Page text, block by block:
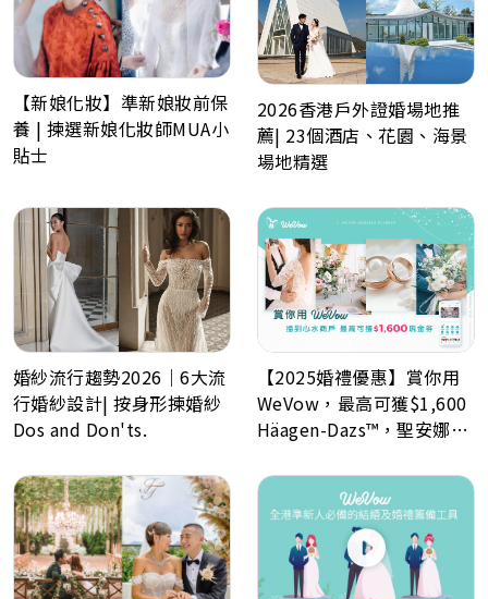
【新娘化妝】準新娘妝前保
養 | 揀選新娘化妝師MUA小
貼士
2026香港戶外證婚場地推
薦| 23個酒店、花園、海景
場地精選
婚紗流行趨勢2026｜6大流
行婚紗設計| 按身形揀婚紗
Dos and Don'ts.
【2025婚禮優惠】賞你用
WeVow，最高可獲$1,600
Häagen-Dazs™，聖安娜餅